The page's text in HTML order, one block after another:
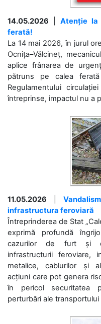
14.05.2026
Atenție la
ferată!
La 14 mai 2026, în jurul
Ocnița–Vălcineț,
aplice frânarea de
pătruns pe calea
Regulamentului
întreprinse, impactul nu a
11.05.2026
infrastructura feroviară
Întreprinderea de Stat
exprimă profundă
cazurilor de furt și
infrastructurii feroviare,
metalice, cablurilor și
acțiuni care pot genera
în pericol securitatea
perturbări ale transportului